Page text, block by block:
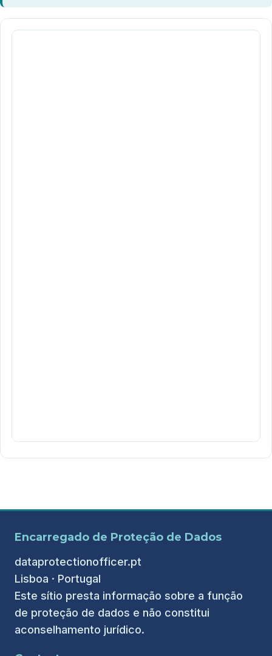
Encarregado de Proteção de Dados
dataprotectionofficer.pt
Lisboa · Portugal
Este sítio presta informação sobre a função
de proteção de dados e não constitui
aconselhamento jurídico.